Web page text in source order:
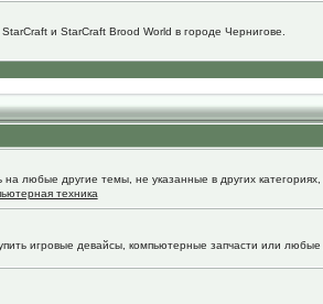
и StarCraft Brood World в городе Чернигове.
любые другие темы, не указанные в других
техника
игровые девайсы, компьютерные запчасти или